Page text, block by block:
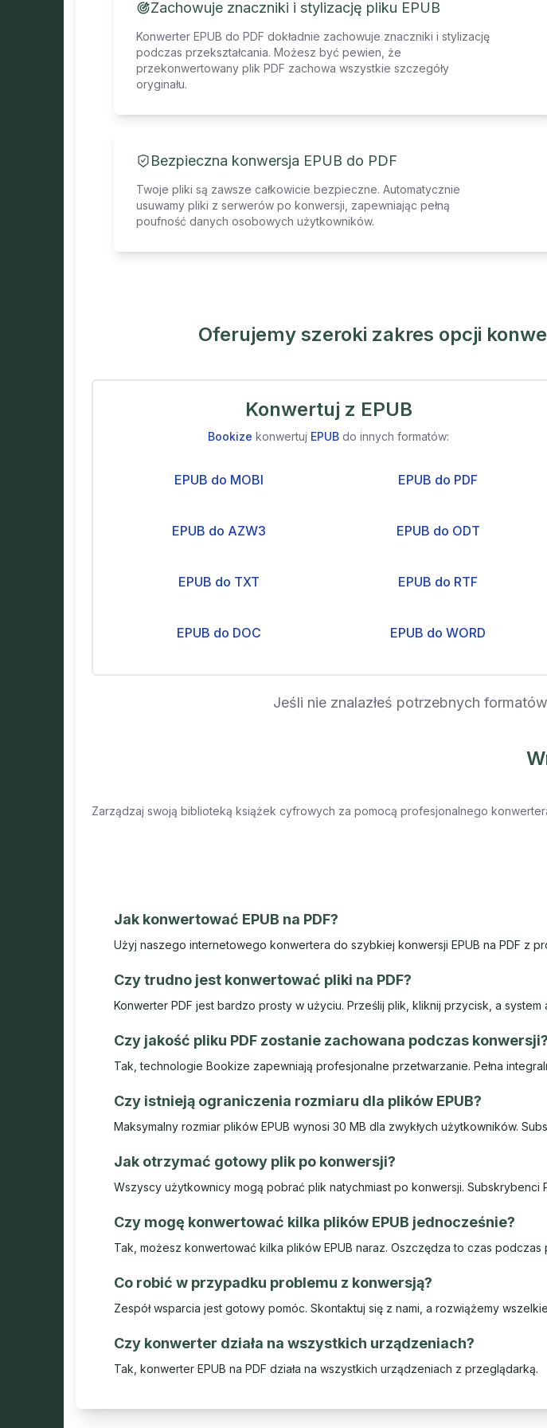
Zachowuje znaczniki i stylizację pliku EPUB
Konwerter EPUB do PDF dokładnie zachowuje znaczniki i stylizację
podczas przekształcania. Możesz być pewien, że
przekonwertowany plik PDF zachowa wszystkie szczegóły
oryginału.
Bezpieczna konwersja EPUB do PDF
Twoje pliki są zawsze całkowicie bezpieczne. Automatycznie
usuwamy pliki z serwerów po konwersji, zapewniając pełną
poufność danych osobowych użytkowników.
Oferujemy szeroki zakres opcji
Konwertuj z EPUB
Bookize konwertuj EPUB do innych formatów:
EPUB do MOBI EPUB do PDF
EPUB do AZW3 EPUB do ODT
EPUB do TXT EPUB do RTF
EPUB do DOC EPUB do WORD
Jeśli nie znalazłeś potrzebnych
Zarządzaj swoją biblioteką książek cyfrowych za pomocą profesjonalnego
Jak konwertować EPUB na PDF?
Użyj naszego internetowego konwertera do szybkiej konwersji EPUB na PDF z
Czy trudno jest konwertować pliki na PDF?
Konwerter PDF jest bardzo prosty w użyciu. Prześlij plik, kliknij przycisk, a system
Czy jakość pliku PDF zostanie zachowana podczas konwersji?
Tak, technologie Bookize zapewniają profesjonalne przetwarzanie. Pełna
Czy istnieją ograniczenia rozmiaru dla plików EPUB?
Maksymalny rozmiar plików EPUB wynosi 30 MB dla zwykłych użytkowników.
Jak otrzymać gotowy plik po konwersji?
Wszyscy użytkownicy mogą pobrać plik natychmiast po konwersji.
Czy mogę konwertować kilka plików EPUB jednocześnie?
Tak, możesz konwertować kilka plików EPUB naraz. Oszczędza to czas podczas
Co robić w przypadku problemu z konwersją?
Zespół wsparcia jest gotowy pomóc. Skontaktuj się z nami, a rozwiążemy
Czy konwerter działa na wszystkich urządzeniach?
Tak, konwerter EPUB na PDF działa na wszystkich urządzeniach z przeglądarką.